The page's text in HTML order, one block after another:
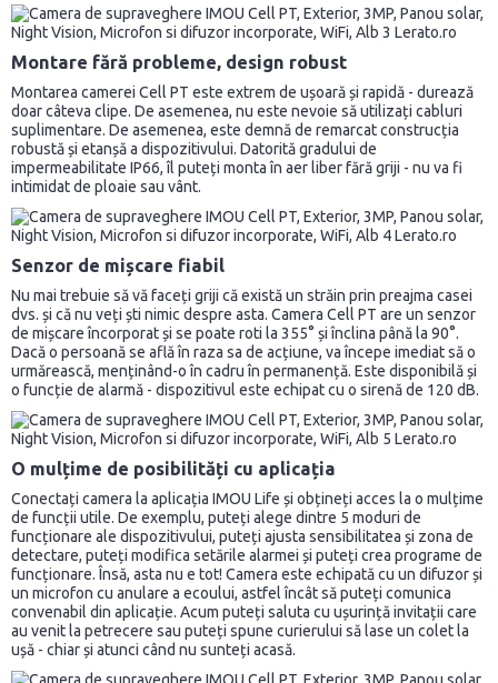
Montare fără probleme, design robust
Montarea camerei Cell PT este extrem de ușoară și rapidă - durează
doar câteva clipe. De asemenea, nu este nevoie să utilizați cabluri
suplimentare. De asemenea, este demnă de remarcat construcția
robustă și etanșă a dispozitivului. Datorită gradului de
impermeabilitate IP66, îl puteți monta în aer liber fără griji - nu va fi
intimidat de ploaie sau vânt.
Senzor de mișcare fiabil
Nu mai trebuie să vă faceți griji că există un străin prin preajma casei
dvs. și că nu veți ști nimic despre asta. Camera Cell PT are un senzor
de mișcare încorporat și se poate roti la 355° și înclina până la 90°.
Dacă o persoană se află în raza sa de acțiune, va începe imediat să o
urmărească, menținând-o în cadru în permanență. Este disponibilă și
o funcție de alarmă - dispozitivul este echipat cu o sirenă de 120 dB.
O mulțime de posibilități cu aplicația
Conectați camera la aplicația IMOU Life și obțineți acces la o mulțime
de funcții utile. De exemplu, puteți alege dintre 5 moduri de
funcționare ale dispozitivului, puteți ajusta sensibilitatea și zona de
detectare, puteți modifica setările alarmei și puteți crea programe de
funcționare. Însă, asta nu e tot! Camera este echipată cu un difuzor și
un microfon cu anulare a ecoului, astfel încât să puteți comunica
convenabil din aplicație. Acum puteți saluta cu ușurință invitații care
au venit la petrecere sau puteți spune curierului să lase un colet la
ușă - chiar și atunci când nu sunteți acasă.